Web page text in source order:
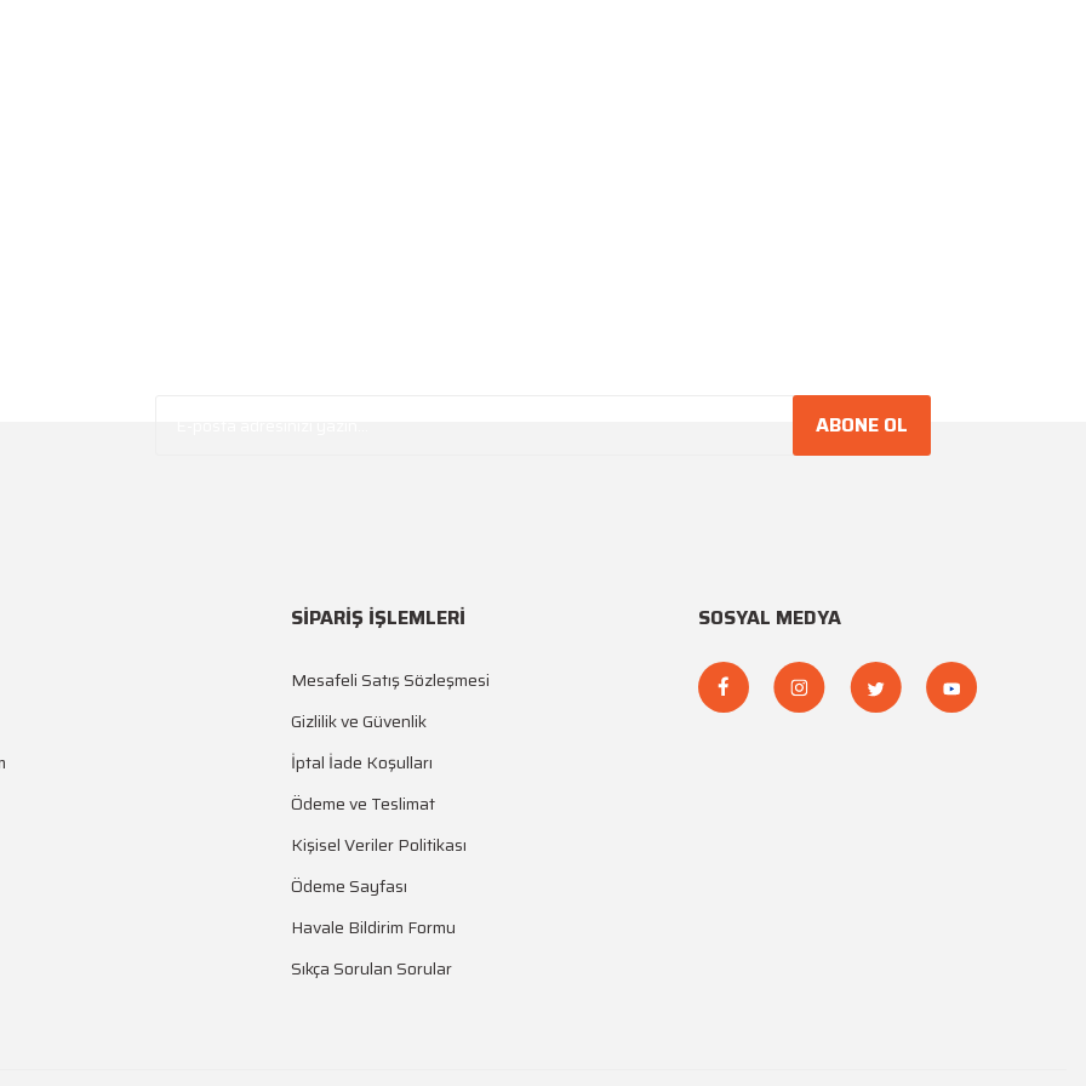
ABONE OL
SİPARİŞ İŞLEMLERİ
Mesafeli Satış Sözleşmesi
Gizlilik ve Güvenlik
İptal İade Koşulları
Ödeme ve Teslimat
Kişisel Veriler Politikası
Ödeme Sayfası
Havale Bildirim Formu
Sıkça Sorulan Sorular
SOSYAL MEDYA